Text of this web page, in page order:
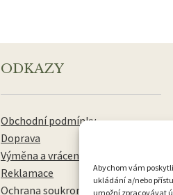
Abychom vám
ukládání a/nebo
umožní zpracovávat
ODKAZY
Obchodní podmínky
Doprava
Výměna a vrácení zboží
Reklamace
Ochrana soukromí